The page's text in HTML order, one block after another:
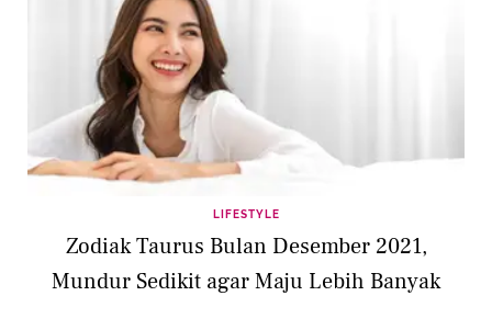
LIFESTYLE
Zodiak Taurus Bulan Desember 2021,
Mundur Sedikit agar Maju Lebih Banyak